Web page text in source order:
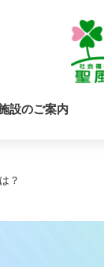
設のご案内
？